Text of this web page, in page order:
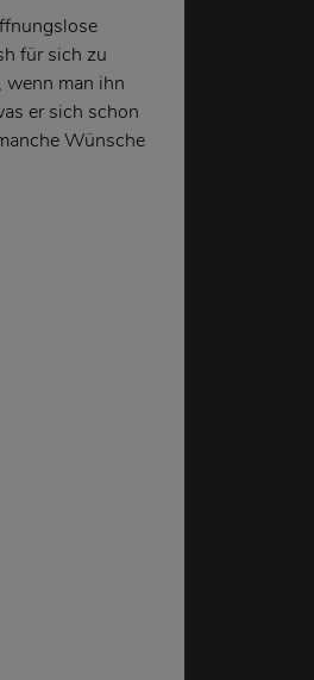
für sich zu
man ihn
er sich schon
Wünsche